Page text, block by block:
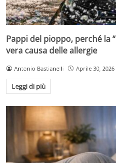
Pappi del pioppo, perché la
vera causa delle allergie
Antonio Bastianelli Aprile 30, 2026
Leggi di più